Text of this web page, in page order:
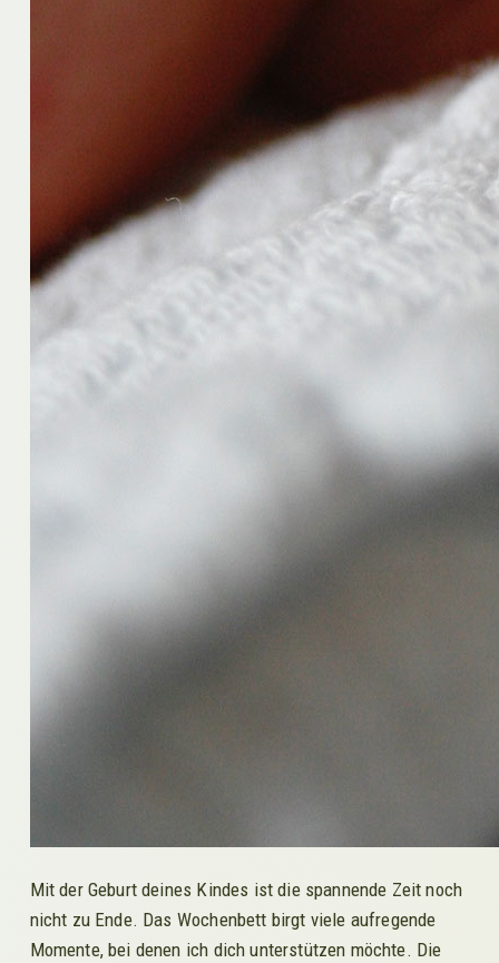
Mit der Geburt deines Kindes ist die spannende Zeit noch
nicht zu Ende. Das Wochenbett birgt viele aufregende
Momente, bei denen ich dich unterstützen möchte. Die